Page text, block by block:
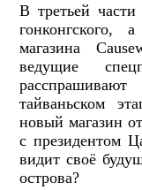
В третьей
гонконгского,
магазина
ведущие
тайваньском
новый магазин
с президентом
видит своё
острова?